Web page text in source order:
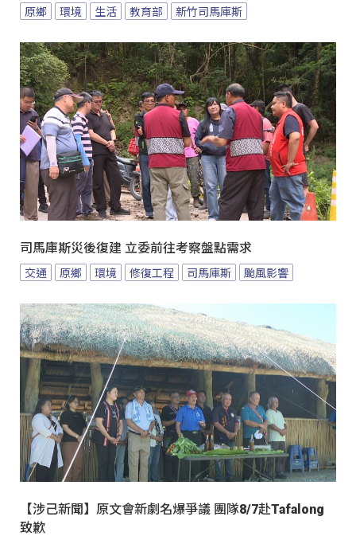
原鄉 環境 生活 教育部 新竹司馬庫斯
司馬庫斯災後復建 立委前往考察盤點需求
交通 原鄉 環境 修復工程 司馬庫斯 颱風影響
【涉己新聞】原文會新劇名爆爭議 團隊8/7赴Tafalong
致歉